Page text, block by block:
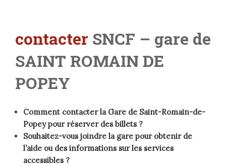
contacter SNCF – gare de
SAINT ROMAIN DE
POPEY
Comment contacter la Gare de Saint-Romain-de-
Popey pour réserver des billets ?
Souhaitez-vous joindre la gare pour obtenir de
l’aide ou des informations sur les services
accessibles ?